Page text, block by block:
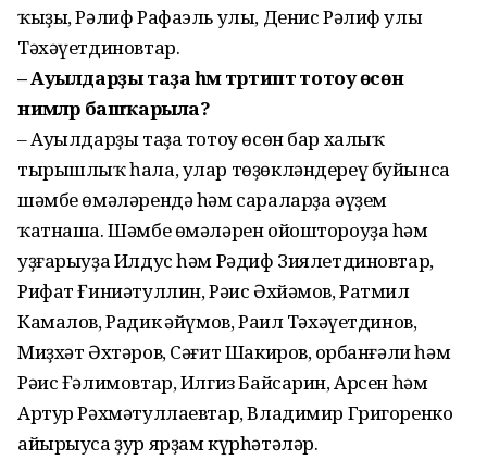
ҡыҙы, Рәлиф Рафаэль улы, Денис Рәлиф улы
Тәхәүетдиновтар.
– Ауылдарҙы таҙа һәм тәртиптә тотоу өсөн
нимәләр башҡарыла?
– Ауылдарҙы таҙа тотоу өсөн бар халыҡ
тырышлыҡ һала, улар төҙөкләндереү буйынса
шәмбе өмәләрендә һәм сараларҙа әүҙем
ҡатнаша. Шәмбе өмәләрен ойоштороуҙа һәм
уҙғарыуҙа Илдус һәм Рәдиф Зиялетдиновтар,
Рифат Ғиниәтуллин, Рәис Әхйәмов, Ратмил
Камалов, Радик Ҡәйүмов, Раил Тәхәүетдинов,
Миҙхәт Әхтәров, Сәғит Шакиров, Ҡорбанғәли һәм
Рәис Ғәлимовтар, Илгиз Байсарин, Арсен һәм
Артур Рәхмәтуллаевтар, Владимир Григоренко
айырыуса ҙур ярҙам күрһәтәләр.